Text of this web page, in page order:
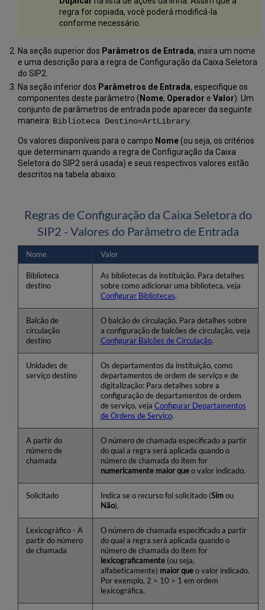
regra for copiada, você poderá modificá-la
conforme necessário.
Na seção superior dos Parâmetros de Entrada, insira um nome
e uma descrição para a regra de Configuração da Caixa Seletora
do SIP2.
Na seção inferior dos Parâmetros de Entrada, especifique os
componentes deste parâmetro ( Nome, Operador e Valor). Um
conjunto de parâmetros de entrada pode aparecer da seguinte
maneira: Biblioteca Destino=ArtLibrary.
Os valores disponíveis para o campo Nome(ou seja, os critérios
que determinam quando a regra de Configuração da Caixa
Seletora do SIP2 será usada) e seus respectivos valores estão
descritos na tabela abaixo:
Regras de Configuração da Caixa Seletora do
SIP2 - Valores do Parâmetro de Entrada
Nome Valor
Biblioteca
destino
As bibliotecas da instituição. Para detalhes
sobre como adicionar uma biblioteca, veja
Configurar Bibliotecas.
Balcão de
circulação
destino
O balcão de circulação. Para detalhes sobre
a configuração de balcões de circulação, veja
Configurar Balcões de Circulação.
Unidades de
serviço destino
Os departamentos da instituição, como
departamentos de ordem de serviço e de
digitalização: Para detalhes sobre a
configuração de departamentos de ordem
de serviço, veja Configurar Departamentos
de Ordens de Serviço.
A partir do
número de
chamada
O número de chamada especificado a partir
do qual a regra será aplicada quando o
número de chamada do item for
numericamente maior queo valor indicado.
Solicitado Indica se o recurso foi solicitado (Simou
Não).
Lexicográfico - A
partir do número
de chamada
O número de chamada especificado a partir
do qual a regra será aplicada quando o
número de chamada do item for
lexicograficamente(ou seja,
alfabeticamente) maior queo valor indicado.
Por exemplo, 2 > 10 > 1 em ordem
lexicográfica.